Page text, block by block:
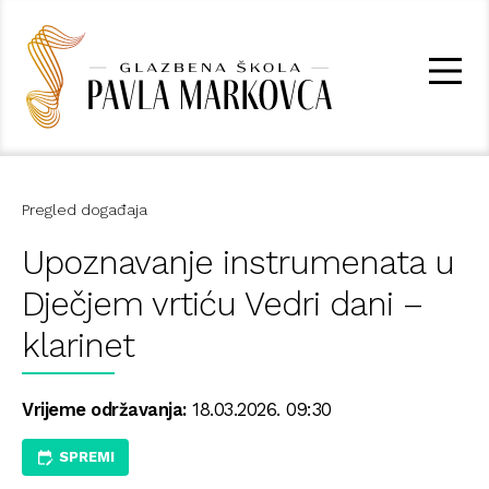
Pregled događaja
Upoznavanje instrumenata u
Dječjem vrtiću Vedri dani –
klarinet
Vrijeme održavanja:18.03.2026. 09:30
SPREMI